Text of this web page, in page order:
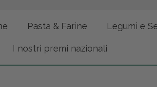
Pasta & Farine Legumi e
I nostri premi nazionali